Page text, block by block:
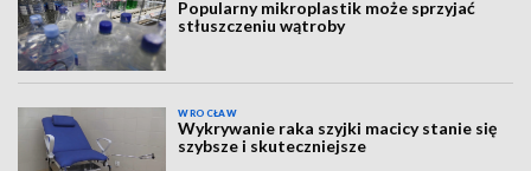
Popularny mikroplastik może sprzyjać
stłuszczeniu wątroby
WROCŁAW
Wykrywanie raka szyjki macicy stanie się
szybsze i skuteczniejsze